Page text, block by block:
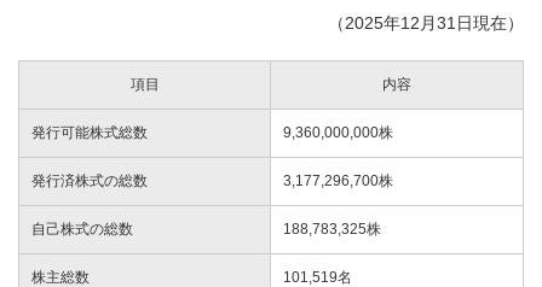
（2025年12月31日現在）
項目 内容
発行可能株式総数 9,360,000,000株
発行済株式の総数 3,177,296,700株
自己株式の総数 188,783,325株
株主総数 101,519名